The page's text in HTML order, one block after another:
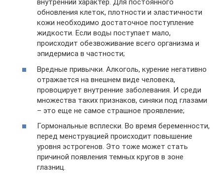
внутренний характер. Для постоянного
обновления клеток, плотности и эластичности
кожи необходимо достаточное поступление
жидкости. Если воды поступает мало,
происходит обезвоживание всего организма и
эпидермиса в частности;
Вредные привычки. Алкоголь, курение негативно
отражается на внешнем виде человека,
провоцирует внутренние заболевания. И среди
множества таких признаков, синяки под глазами
– это еще не самое страшное проявление;
Гормональные всплески. Во время беременности,
перед менструацией происходит повышение
уровня эстрогенов. Это тоже может стать
причиной появления темных кругов в зоне
глазниц.